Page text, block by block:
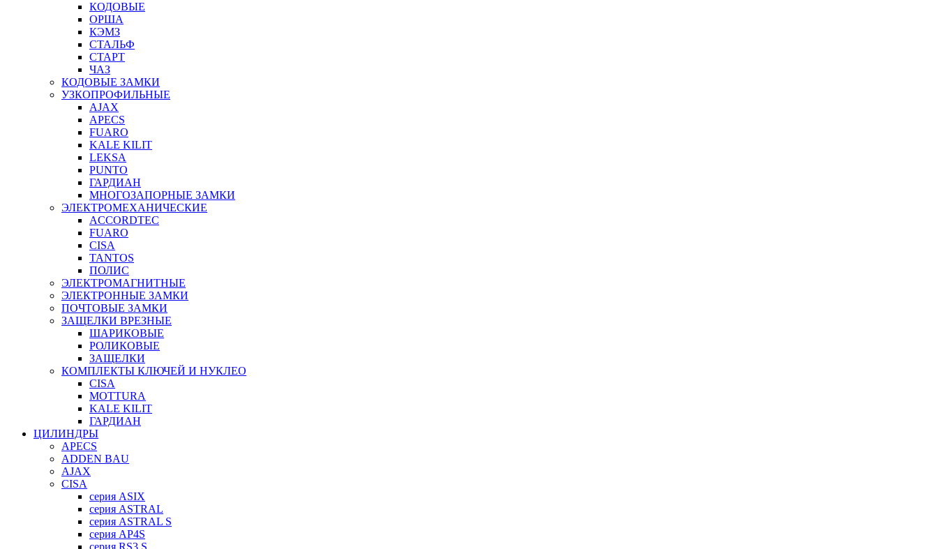
КОДОВЫЕ
ОРША
КЭМЗ
СТАЛЬФ
СТАРТ
ЧАЗ
КОДОВЫЕ ЗАМКИ
УЗКОПРОФИЛЬНЫЕ
AJAX
APECS
FUARO
KALE KILIT
LEKSA
PUNTO
ГАРДИАН
МНОГОЗАПОРНЫЕ ЗАМКИ
ЭЛЕКТРОМЕХАНИЧЕСКИЕ
ACCORDTEC
FUARO
CISA
TANTOS
ПОЛИС
ЭЛЕКТРОМАГНИТНЫЕ
ЭЛЕКТРОННЫЕ ЗАМКИ
ПОЧТОВЫЕ ЗАМКИ
ЗАЩЕЛКИ ВРЕЗНЫЕ
ШАРИКОВЫЕ
РОЛИКОВЫЕ
ЗАЩЕЛКИ
КОМПЛЕКТЫ КЛЮЧЕЙ И НУКЛЕО
CISA
MOTTURA
KALE KILIT
ГАРДИАН
ЦИЛИНДРЫ
APECS
ADDEN BAU
AJAX
CISA
серия ASIX
серия ASTRAL
серия ASTRAL S
серия AP4S
серия RS3 S